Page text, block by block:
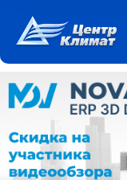
Каталог
Статьи
Наши работы